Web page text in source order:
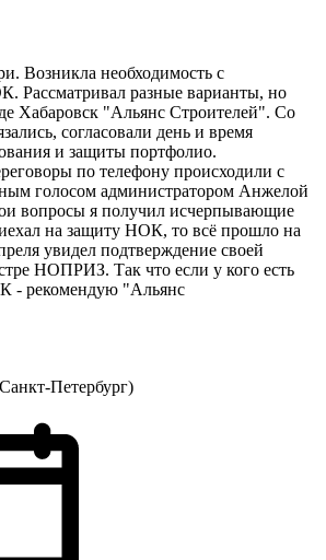
Возникла необходимость с
Рассматривал разные варианты, но
Хабаровск "Альянс Строителей". Со
согласовали день и время
и защиты портфолио.
по телефону происходили с
голосом администратором Анжелой
вопросы я получил исчерпывающие
на защиту НОК, то всё прошло на
увидел подтверждение своей
НОПРИЗ. Так что если у кого есть
- рекомендую "Альянс
Петербург)